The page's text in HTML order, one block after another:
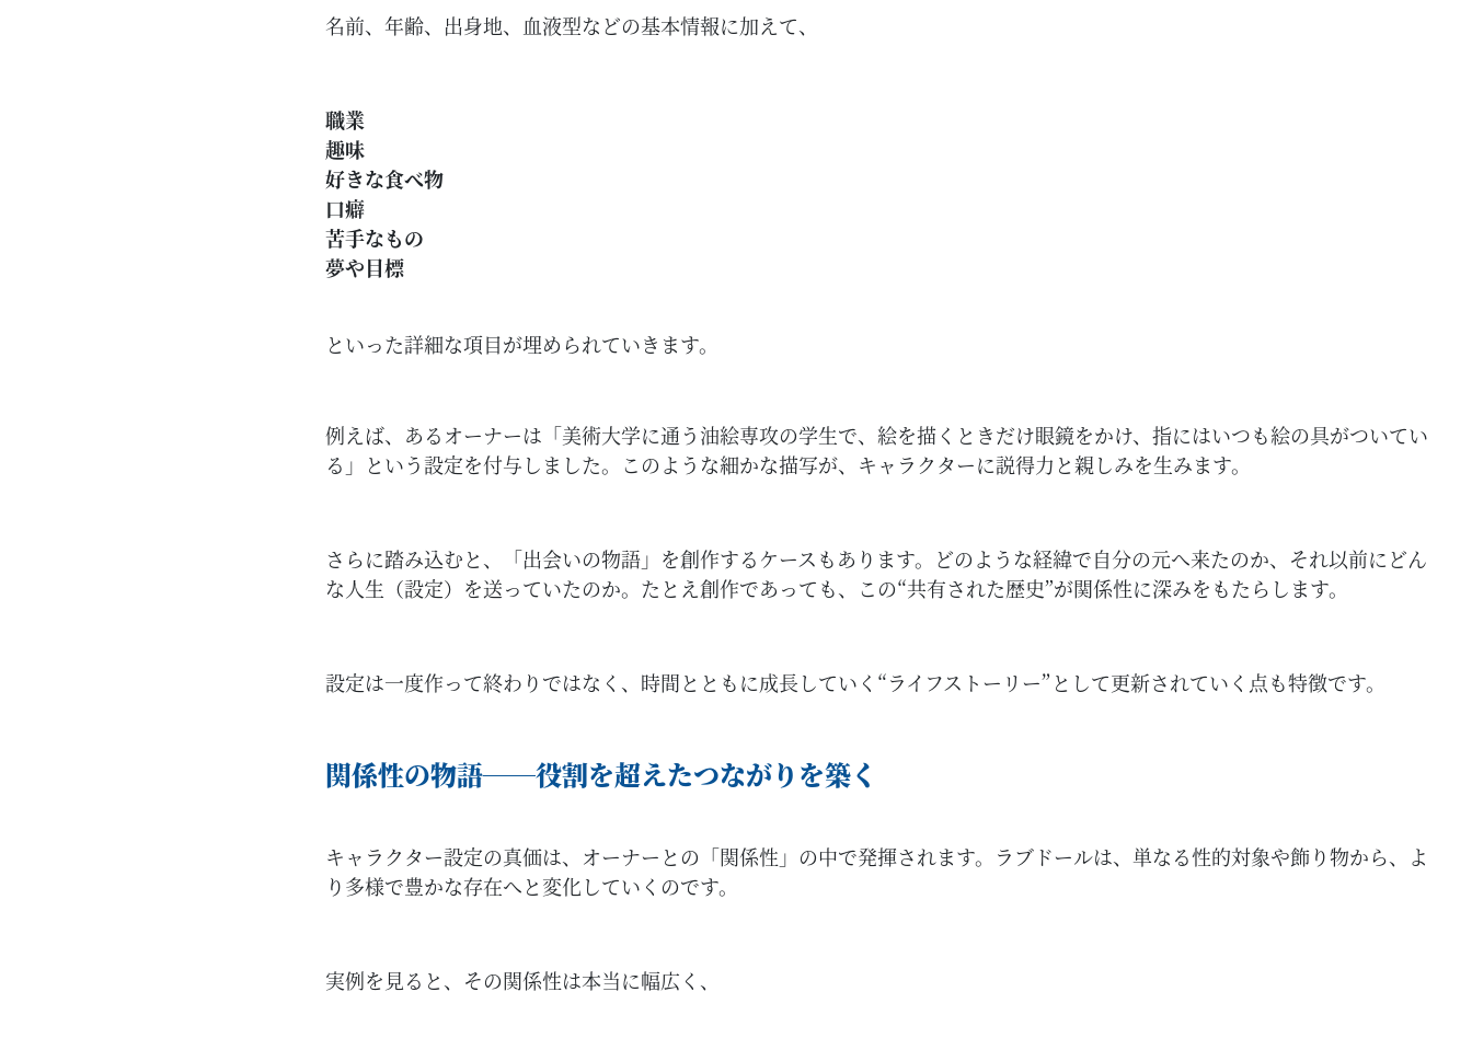
名前、年齢、出身地、血液型などの基本情報に加えて、
職業
趣味
好きな食べ物
口癖
苦手なもの
夢や目標
といった詳細な項目が埋められていきます。
例えば、あるオーナーは「美術大学に通う油絵専攻の学生で、絵を描くときだけ眼鏡をかけ、指にはいつも絵の具がついてい
る」という設定を付与しました。このような細かな描写が、キャラクターに説得力と親しみを生みます。
さらに踏み込むと、「出会いの物語」を創作するケースもあります。どのような経緯で自分の元へ来たのか、それ以前にどん
な人生（設定）を送っていたのか。たとえ創作であっても、この“共有された歴史”が関係性に深みをもたらします。
設定は一度作って終わりではなく、時間とともに成長していく“ライフストーリー”として更新されていく点も特徴です。
関係性の物語──役割を超えたつながりを築く
キャラクター設定の真価は、オーナーとの「関係性」の中で発揮されます。ラブドールは、単なる性的対象や飾り物から、よ
り多様で豊かな存在へと変化していくのです。
実例を見ると、その関係性は本当に幅広く、